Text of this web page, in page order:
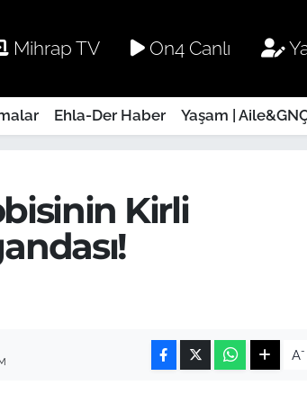
Mihrap TV On4 Canlı
Ehla-Der Haber Yaşam |
Kirli
A-